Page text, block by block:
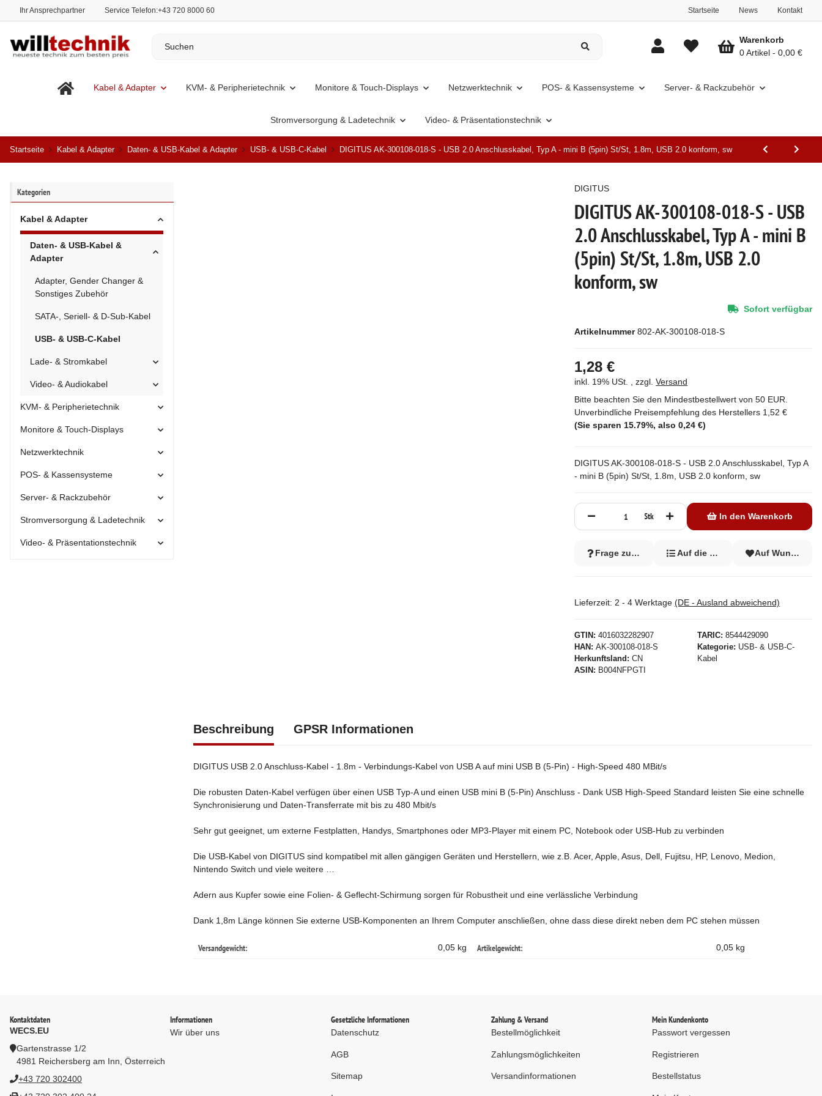
Ihr Ansprechpartner Service Telefon:+43 720 8000 60 Startseite News Kontakt
Kabel & Adapter KVM- & Peripherietechnik Monitore & Touch-Displays Netzwerktechnik POS- & Kassensysteme Server- & Rackzubehör
Stromversorgung & Ladetechnik Video- & Präsentationstechnik
Warenkorb
0 Artikel
0,00 €
Startseite Kabel & Adapter Daten- & USB-Kabel & Adapter USB- & USB-C-Kabel DIGITUS AK-300108-018-S - USB 2.0 Anschlusskabel, Typ A - mini B (5pin) St/St, 1.8m, USB 2.0 konform, sw
DIGITUS AK-300108-018-S - USB
2.0 Anschlusskabel, Typ A - mini B
(5pin) St/St, 1.8m, USB 2.0
konform, sw
Artikelnummer 802-AK-300108-018-S
GTIN
4016032282907
HAN
AK-300108-018-S
Herkunftsland
CN
ASIN
B004NFPGTI
TARIC 8544429090
Kategorie USB- & USB-C-
Kabel
DIGITUS
DIGITUS AK-300108-018-S - USB 2.0 Anschlusskabel, Typ A
- mini B (5pin) St/St, 1.8m, USB 2.0 konform, sw
1,28 €
inkl. 19% USt. , zzgl.Versand
Bitte beachten Sie den Mindestbestellwert von 50 EUR.
Unverbindliche Preisempfehlung des Herstellers 1,52 €
(Sie sparen 15.79%, also0,24 €)
Frage zum Artikel Auf die Vergleichsliste
Auf
Stk In den Warenkorb
Sofort verfügbar
Lieferzeit: 2 - 4 Werktage(DE - Ausland abweichend)
Beschreibung GPSR Informationen
DIGITUS USB 2.0 Anschluss-Kabel - 1.8m - Verbindungs-Kabel von USB A auf mini USB B (5-Pin) - High-Speed 480 MBit/s
Die robusten Daten-Kabel verfügen über einen USB Typ-A und einen USB mini B (5-Pin) Anschluss - Dank USB High-Speed Standard leisten Sie eine schnelle
Synchronisierung und Daten-Transferrate mit bis zu 480 Mbit/s
Sehr gut geeignet, um externe Festplatten, Handys, Smartphones oder MP3-Player mit einem PC, Notebook oder USB-Hub zu verbinden
Die USB-Kabel von DIGITUS sind kompatibel mit allen gängigen Geräten und Herstellern, wie z.B. Acer, Apple, Asus, Dell, Fujitsu, HP, Lenovo, Medion,
Nintendo Switch und viele weitere …
Adern aus Kupfer sowie eine Folien- & Geflecht-Schirmung sorgen für Robustheit und eine verlässliche Verbindung
Dank 1,8m Länge können Sie externe USB-Komponenten an Ihrem Computer anschließen, ohne dass diese direkt neben dem PC stehen müssen
Versandgewicht: 0,05 kg Artikelgewicht: 0,05 kg
Kategorien
Kabel & Adapter
Daten- & USB-Kabel &
Adapter
Adapter, Gender Changer &
Sonstiges Zubehör
SATA-, Seriell- & D-Sub-Kabel
USB- & USB-C-Kabel
Lade- & Stromkabel
Video- & Audiokabel
KVM- & Peripherietechnik
Monitore & Touch-Displays
Netzwerktechnik
POS- & Kassensysteme
Server- & Rackzubehör
Stromversorgung & Ladetechnik
Video- & Präsentationstechnik
Kontaktdaten
WECS.EU
Gartenstrasse 1/2
4981 Reichersberg am Inn, Österreich
+43 720 302400
Informationen
Wir über uns
Gesetzliche Informationen
Datenschutz
AGB
Sitemap
Zahlung & Versand
Bestellmöglichkeit
Zahlungsmöglichkeiten
Versandinformationen
Mein Kundenkonto
Passwort vergessen
Registrieren
Bestellstatus